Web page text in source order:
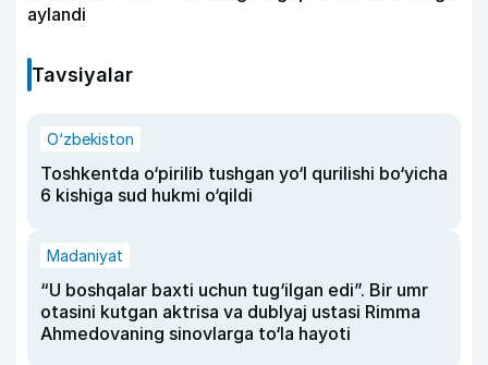
aylandi
Tavsiyalar
O‘zbekiston
Toshkentda o‘pirilib tushgan yo‘l qurilishi bo‘yicha
6 kishiga sud hukmi o‘qildi
Madaniyat
“U boshqalar baxti uchun tug‘ilgan edi”. Bir umr
otasini kutgan aktrisa va dublyaj ustasi Rimma
Ahmedovaning sinovlarga to‘la hayoti